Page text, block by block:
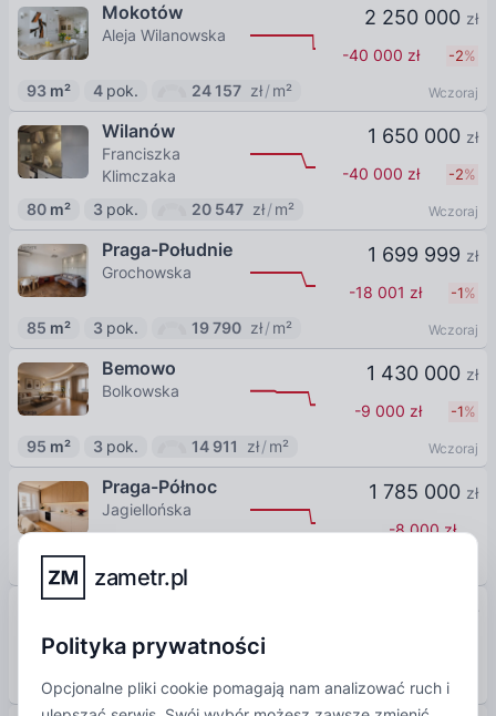
Mokotów
Aleja Wilanowska
2 250 000 zł
-40 000 zł -2%
93 m² 4 pok. 24 157 zł/m² Wczoraj
Wilanów
Franciszka
Klimczaka
1 650 000 zł
-40 000 zł -2%
80 m² 3 pok. 20 547 zł/m² Wczoraj
Praga-Południe
Grochowska
1 699 999 zł
-18 001 zł -1%
85 m² 3 pok. 19 790 zł/m² Wczoraj
Bemowo
Bolkowska
1 430 000 zł
-9 000 zł -1%
95 m² 3 pok. 14 911 zł/m² Wczoraj
Praga-Północ
Jagiellońska
1 785 000 zł
-8 000 zł
85m² 3 pok. 21 087 zł/m² Wczoraj
zametr.pl
Polityka prywatności
Opcjonalne pliki cookie pomagają nam analizować ruch i